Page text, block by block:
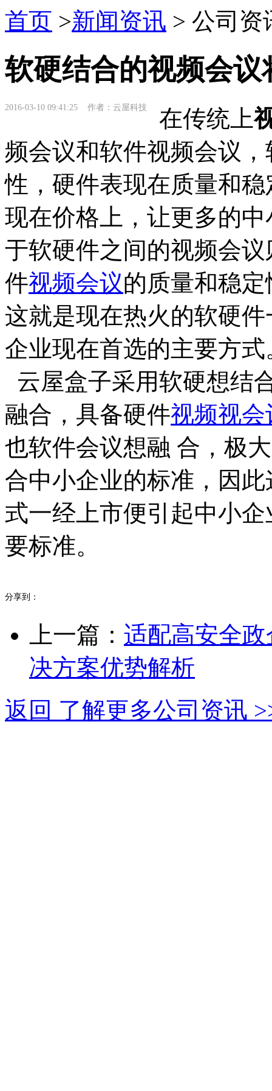
首页 >新闻资讯 > 公司资
软硬结合的视频会
2016-03-10 09:41:25 作者：云屋科技 在传统上
频会议和软件视频会议
性，硬件表现在质量和
现在价格上，让更多的
于软硬件之间的视频会
件视频会议的质量和稳
这就是现在热火的软硬
企业现在首选的主要方式
云屋盒子采用软硬想结
融合，具备硬件视频视会
也软件会议想融 合，极
合中小企业的标准，因
式一经上市便引起中小
要标准。
分享到：
上一篇： 适配高安全
决方案优势解析
返回 了解更多公司资讯